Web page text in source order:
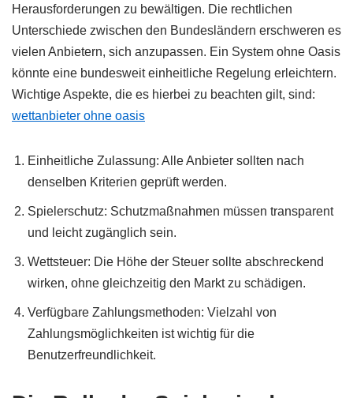
Herausforderungen zu bewältigen. Die rechtlichen
Unterschiede zwischen den Bundesländern erschweren es
vielen Anbietern, sich anzupassen. Ein System ohne Oasis
könnte eine bundesweit einheitliche Regelung erleichtern.
Wichtige Aspekte, die es hierbei zu beachten gilt, sind:
wettanbieter ohne oasis
Einheitliche Zulassung: Alle Anbieter sollten nach
denselben Kriterien geprüft werden.
Spielerschutz: Schutzmaßnahmen müssen transparent
und leicht zugänglich sein.
Wettsteuer: Die Höhe der Steuer sollte abschreckend
wirken, ohne gleichzeitig den Markt zu schädigen.
Verfügbare Zahlungsmethoden: Vielzahl von
Zahlungsmöglichkeiten ist wichtig für die
Benutzerfreundlichkeit.